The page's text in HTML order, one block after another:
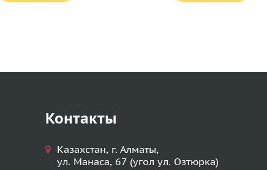
Контакты
Казахстан, г. Алматы,
ул. Манаса, 67 (угол ул. Озтюрка)